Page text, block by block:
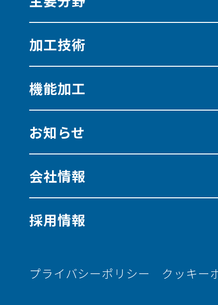
加工技術
機能加工
お知らせ
会社情報
採用情報
プライバシーポリシー クッキー